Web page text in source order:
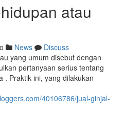
atau
News
Discuss
yang umum disebut dengan
pertanyaan serius tentang
. Praktik ini, yang dilakukan
40106786/jual-ginjal-